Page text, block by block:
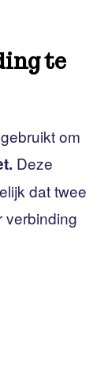
te
om
Deze
dat twee
verbinding